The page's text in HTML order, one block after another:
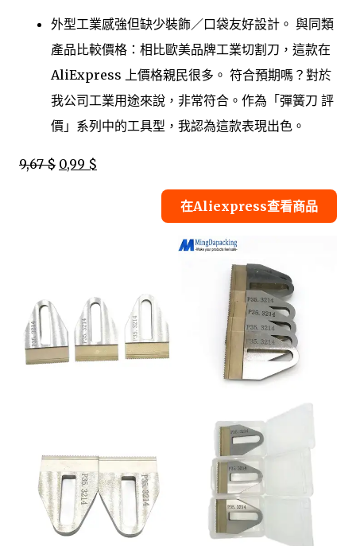
外型工業感強但缺少裝飾／口袋友好設計。 與同類
產品比較價格：相比歐美品牌工業切割刀，這款在
AliExpress 上價格親民很多。 符合預期嗎？對於
我公司工業用途來說，非常符合。作為「彈簧刀 評
價」系列中的工具型，我認為這款表現出色。
9,67 $ 0,99 $
在Aliexpress查看商品